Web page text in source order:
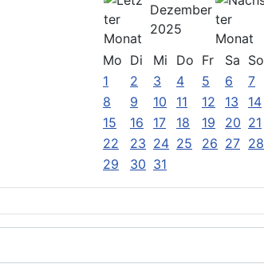
Dezember
2025
Mo Di Mi Do Fr Sa So
1
2 3 4 5 6
7
8
9 10 11 12 13
14
15
16 17 18 19 20 21
22
23 24 25 26 27 28
29
30 31